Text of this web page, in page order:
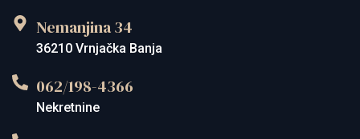
Nekretnine
062/198-4366
36210 Vrnjačka Banja
Nemanjina 34